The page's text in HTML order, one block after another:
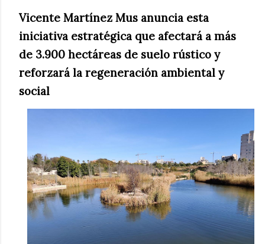
Vicente Martínez Mus anuncia esta
iniciativa estratégica que afectará a más
de 3.900 hectáreas de suelo rústico y
reforzará la regeneración ambiental y
social